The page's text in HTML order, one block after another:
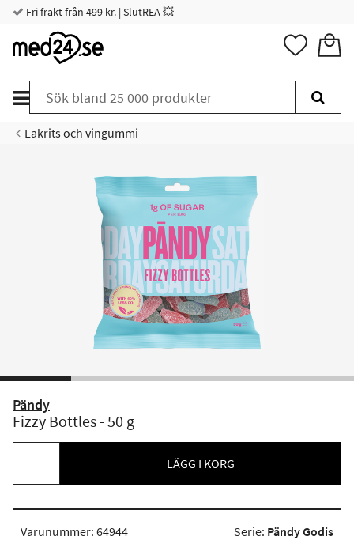
Fri frakt från 499 kr. | SlutREA 💥
Lakrits och vingummi
Pändy
Fizzy Bottles - 50 g
LÄGG I KORG
Varunummer: 64944 Serie: Pändy Godis